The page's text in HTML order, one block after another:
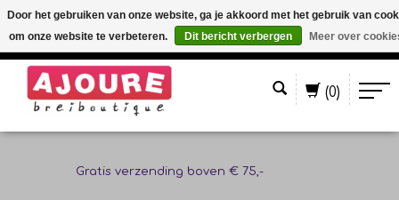
(0)
Gratis verzending boven € 75,-
Door het gebruiken van onze website, ga je akkoord met het gebruik van
om onze website te verbeteren.
Dit bericht verbergen Meer over